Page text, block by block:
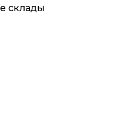
склады